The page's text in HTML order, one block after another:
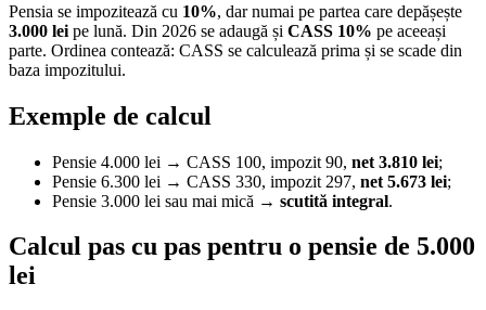
Pensia se impozitează cu 10%, dar numai pe partea care depășește
3.000 lei pe lună. Din 2026 se adaugă și CASS 10% pe aceeași
parte. Ordinea contează: CASS se calculează prima și se scade din
baza impozitului.
Exemple de calcul
Pensie 4.000 lei → CASS 100, impozit 90, net 3.810 lei;
Pensie 6.300 lei → CASS 330, impozit 297, net 5.673 lei;
Pensie 3.000 lei sau mai mică → scutită integral.
Calcul pas cu pas pentru o pensie de 5.000
lei